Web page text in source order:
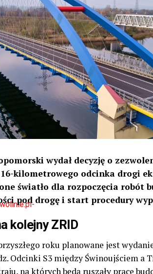
wydał decyzję o
kilometrowego odcinka drogi
światło dla rozpoczęcia robót
pod drogę i start procedury
kolejny ZRID
roku planowane jest
Odcinki S3 między Świnoujściem a
na których będą ruszały prace